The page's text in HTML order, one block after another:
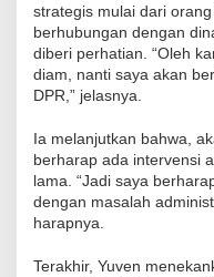
strategis mulai dari
berhubungan dengan
diberi perhatian. “Oleh
diam, nanti saya akan
DPR,” jelasnya.
Ia melanjutkan bahwa,
berharap ada intervensi
lama. “Jadi saya
dengan masalah
harapnya.
Terakhir, Yuven